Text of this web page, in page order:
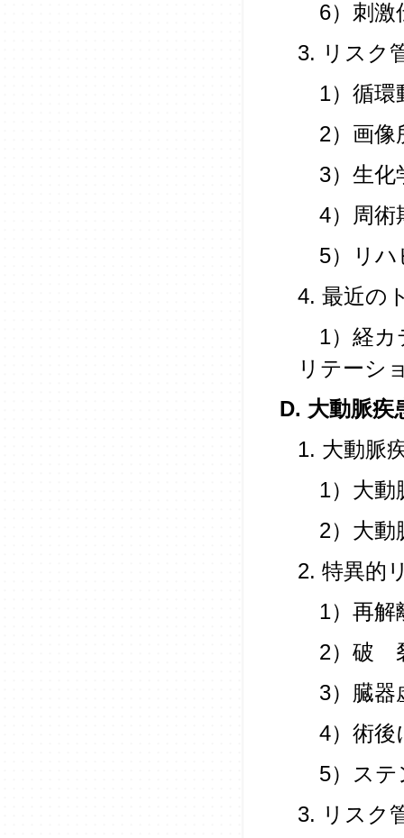
6）刺激
3. リスク
1）循環
2）画像
3）生化
4）周術
5）リハ
4. 最近の
1）経カ
リテーシ
D. 大動脈疾
1. 大動脈
1）大動
2）大動
2. 特異的
1）再解
2）破
3）臓器
4）術後
5）ステ
3. リスク